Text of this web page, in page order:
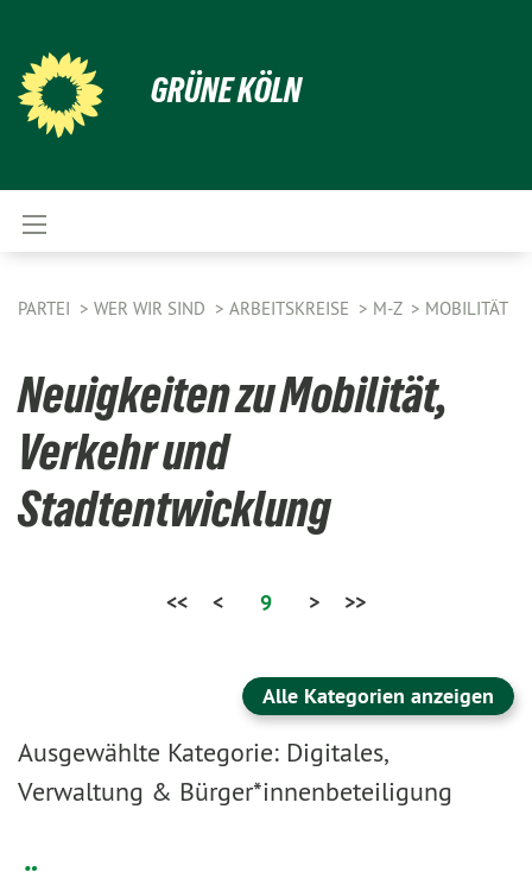
GRÜNE KÖLN
PARTEI WER WIR SIND ARBEITSKREISE M-Z MOBILITÄT
Neuigkeiten zu Mobilität,
Verkehr und
Stadtentwicklung
<< < 9 > >>
Alle Kategorien anzeigen
Ausgewählte Kategorie: Digitales,
Verwaltung & Bürger*innenbeteiligung